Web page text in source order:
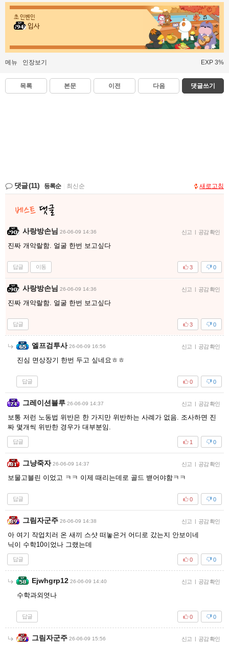
초 인벤인
입사
메뉴 인장보기 EXP 3%
목록 본문 이전 다음 댓글쓰기
댓글(11) 등록순 최신순 새로고침
사랑방손님 26-06-09 14:36 신고 공감 확인
진짜 개악랄함. 얼굴 한번 보고싶다
답글 이동 0
3
사랑방손님 26-06-09 14:36 신고 공감 확인
진짜 개악랄함. 얼굴 한번 보고싶다
답글 0
3
엘프검투사 26-06-09 16:56 신고 공감 확인
진심 면상장기 한번 두고 싶네요ㅎㅎ
답글 0
0
그레이션블루 26-06-09 14:37 신고 공감 확인
보통 저런 노동법 위반은 한 가지만 위반하는 사례가 없음. 조사하면 진
짜 몇개씩 위반한 경우가 대부분임.
답글 0
1
그냥죽자 26-06-09 14:37 신고 공감 확인
보물고블린 이었고 ㅋㅋ 이제 때리는데로 골드 밷어야함ㅋㅋ
답글 0
0
그림자군주 26-06-09 14:38 신고 공감 확인
아 여기 작업치러 온 새끼 스샷 떠놓은거 어디로 갔는지 안보이네
닉이 수학10이었나 그랬는데
답글 0
0
Ejwhgrp12 26-06-09 14:40 신고 공감 확인
수학과외엿나
답글 0
0
그림자군주 26-06-09 15:56 신고 공감 확인